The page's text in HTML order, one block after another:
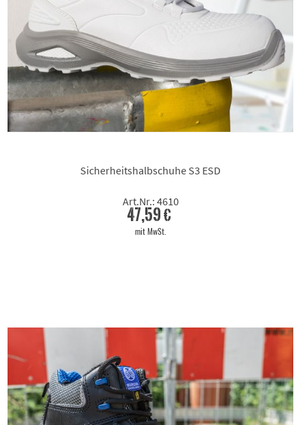
Sicherheitshalbschuhe S3 ESD
Art.Nr.: 4610
47,59 €
mit MwSt.